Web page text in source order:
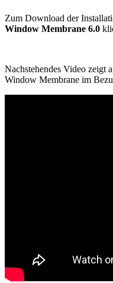
Zum Download der
Window Membrane 6.0
Nachstehendes Video zeigt
Window Membrane im